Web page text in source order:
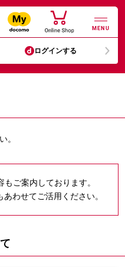
MENU
ログインする
。
ご案内しております。
わせてご活用ください。